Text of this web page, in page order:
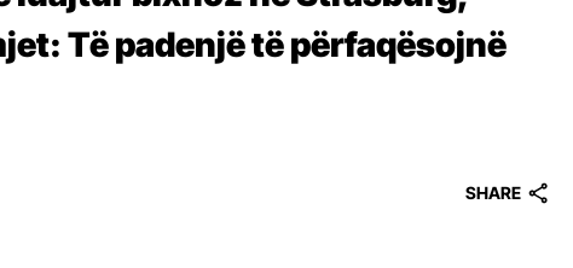
Të padenjë të përfaqësojnë
SHARE